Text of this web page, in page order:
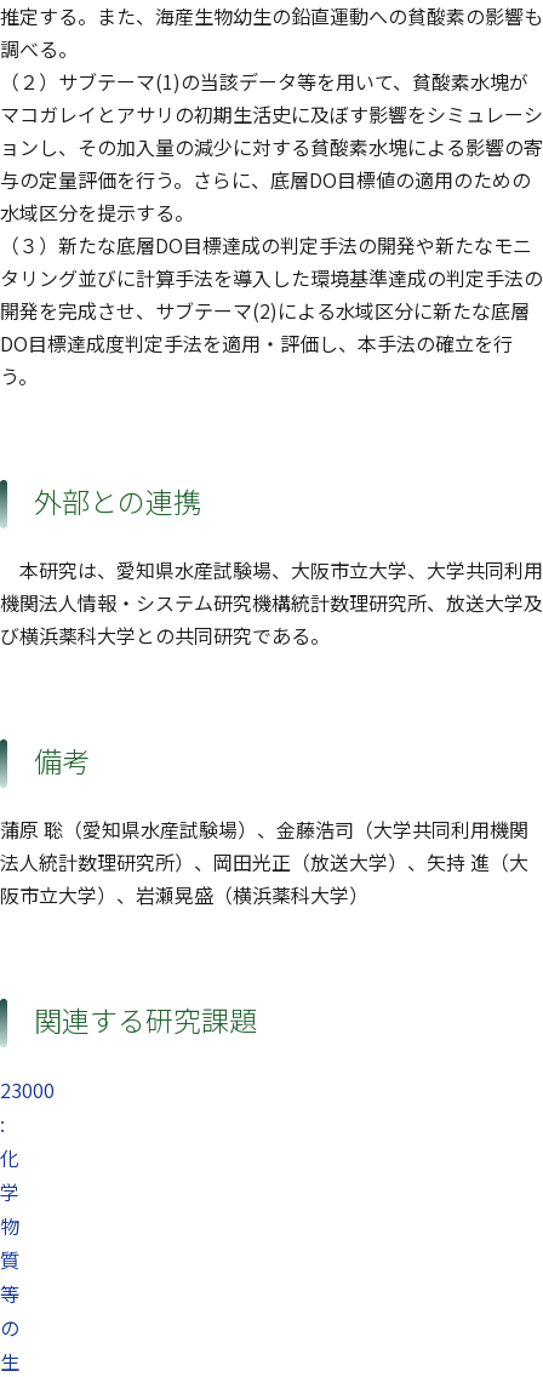
推定する。また、海産生物幼生の鉛直運動への貧酸素の影響も
調べる。
（２）サブテーマ(1)の当該データ等を用いて、貧酸素水塊が
マコガレイとアサリの初期生活史に及ぼす影響をシミュレーシ
ョンし、その加入量の減少に対する貧酸素水塊による影響の寄
与の定量評価を行う。さらに、底層DO目標値の適用のための
水域区分を提示する。
（３）新たな底層DO目標達成の判定手法の開発や新たなモニ
タリング並びに計算手法を導入した環境基準達成の判定手法の
開発を完成させ、サブテーマ(2)による水域区分に新たな底層
DO目標達成度判定手法を適用・評価し、本手法の確立を行
う。
外部との連携
本研究は、愛知県水産試験場、大阪市立大学、大学共同利用
機関法人情報・システム研究機構統計数理研究所、放送大学及
び横浜薬科大学との共同研究である。
備考
蒲原 聡（愛知県水産試験場）、金藤浩司（大学共同利用機関
法人統計数理研究所）、岡田光正（放送大学）、矢持 進（大
阪市立大学）、岩瀬晃盛（横浜薬科大学）
関連する研究課題
23000
:
化
学
物
質
等
の
生